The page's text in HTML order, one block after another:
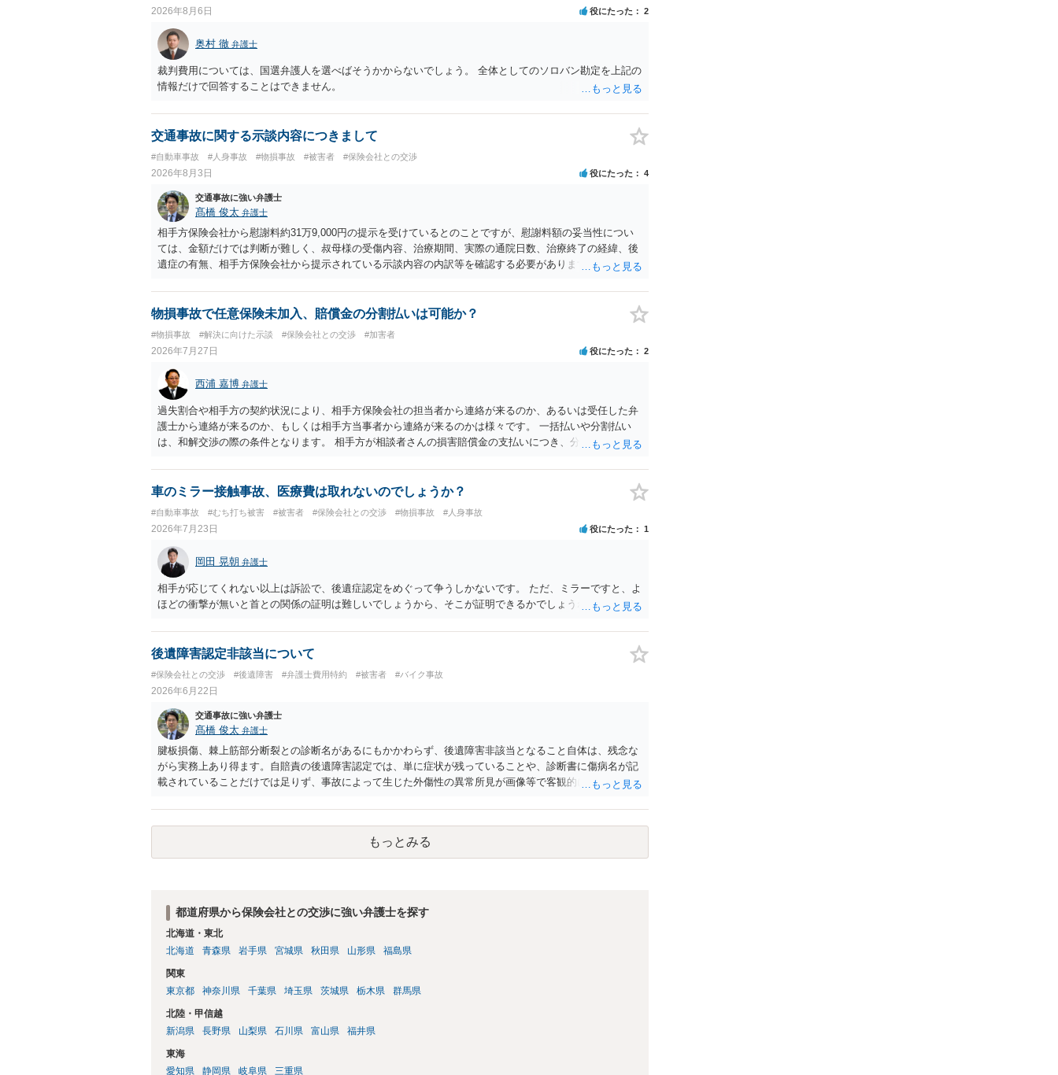
2026年8月6日 役にたった 2
奥村 徹 弁護士
裁判費用については、国選弁護人を選べばそうかからないでしょう。 全体としてのソロバン勘定を上記の
情報だけで回答することはできません。
交通事故に関する示談内容につきまして
#自動車事故 #人身事故 #物損事故 #被害者 #保険会社との交渉
2026年8月3日 役にたった 4
交通事故に強い弁護士
髙橋 俊太 弁護士
相手方保険会社から慰謝料約31万9,000円の提示を受けているとのことですが、慰謝料額の妥当性につい
ては、金額だけでは判断が難しく、叔母様の受傷内容、治療期間、実際の通院日数、治療終了の経緯、後
遺症の有無、相手方保険会社から提示されている示談内容の内訳等を確認する必要があります。保険会社
で、以下の資料・情報を準備した上で、弁護士に個別に相談することをお勧めいたします。 ・相手方保険
会社から届いている示談金額の提示書類 ・叔母様の診断名、けがの内容 ・治療開始日及び治療終了日 ・
今回の事故で利用できる弁護士費用特約が付帯しているか なお、被害者は叔母様ご本人となりますので、
弁護士が受任する場合には、叔母様ご本人の依頼意思等を確認する必要があります。日本語での十分な意
思疎通が難しいとのことですので、そのあたりのご事情も踏まえて、依頼意思の確認方法等を検討する必
要があると思われます。
物損事故で任意保険未加入、賠償金の分割払いは可能か？
#物損事故 #解決に向けた示談 #保険会社との交渉 #加害者
2026年7月27日 役にたった 2
西浦 嘉博 弁護士
過失割合や相手方の契約状況により、相手方保険会社の担当者から連絡が来るのか、あるいは受任した弁
護士から連絡が来るのか、もしくは相手方当事者から連絡が来るのかは様々です。 一括払いや分割払い
は、和解交渉の際の条件となります。 相手方が相談者さんの損害賠償金の支払いにつき、分割払いに合意
に、交渉の方向性につき、最寄りの法律事務所で相談だけでもされることも検討ください。
車のミラー接触事故、医療費は取れないのでしょうか？
#自動車事故 #むち打ち被害 #被害者 #保険会社との交渉 #物損事故 #人身事故
2026年7月23日 役にたった 1
岡田 晃朝 弁護士
相手が応じてくれない以上は訴訟で、後遺症認定をめぐって争うしかないです。 ただ、ミラーですと、よ
ほどの衝撃が無いと首との関係の証明は難しいでしょうから、そこが証明できるかでしょうね。
後遺障害認定非該当について
#保険会社との交渉 #後遺障害 #弁護士費用特約 #被害者 #バイク事故
2026年6月22日
交通事故に強い弁護士
髙橋 俊太 弁護士
腱板損傷、棘上筋部分断裂との診断名があるにもかかわらず、後遺障害非該当となること自体は、残念な
がら実務上あり得ます。自賠責の後遺障害認定では、単に症状が残っていることや、診断書に傷病名が記
載されていることだけでは足りず、事故によって生じた外傷性の異常所見が画像等で客観的に確認できる
＜理由＞を見る限り、認定側は、MRI等に変性所見はあるものの、事故による明らかな腱板損傷等の外傷
性所見とは評価できない、可動域制限についてもその原因となる客観的所見に乏しい、という理由で非該
当と判断しているようです。つまり、「棘上筋部分断裂」という診断名自体を無視しているというより、
それが本件事故による外傷性の障害として裏付けられているかという点で否定的に見られているものと思
立てでは、事故前に肩症状がなかったこと、事故態様から右肩に相当な外力が加わったこと、事故後早期
から右肩症状が一貫していること、画像所見が事故による外傷性変化と評価できること、可動域制限の原
因が医学的に説明できることなどを、追加資料で補う必要があります。具体的には、主治医又は画像診断
医の意見書、MRI画像の再読影、事故直後からの診療録、可動域検査の推移、症状の一貫性を示す資料な
どを確認することが考えられます。 現在依頼されている弁護士に対し、非該当理由を踏まえて、どの点を
追加立証できるのか、医師の意見書や画像鑑定を取得すべきかを確認されるとよいでしょう。
もっとみる
都道府県から保険会社との交渉に強い弁護士を探す
北海道・東北
北海道
青森県 岩手県 宮城県 秋田県 山形県 福島県
関東
東京都
神奈川県 千葉県 埼玉県 茨城県 栃木県 群馬県
北陸・甲信越
新潟県
長野県 山梨県 石川県 富山県 福井県
東海
愛知県
静岡県 岐阜県 三重県